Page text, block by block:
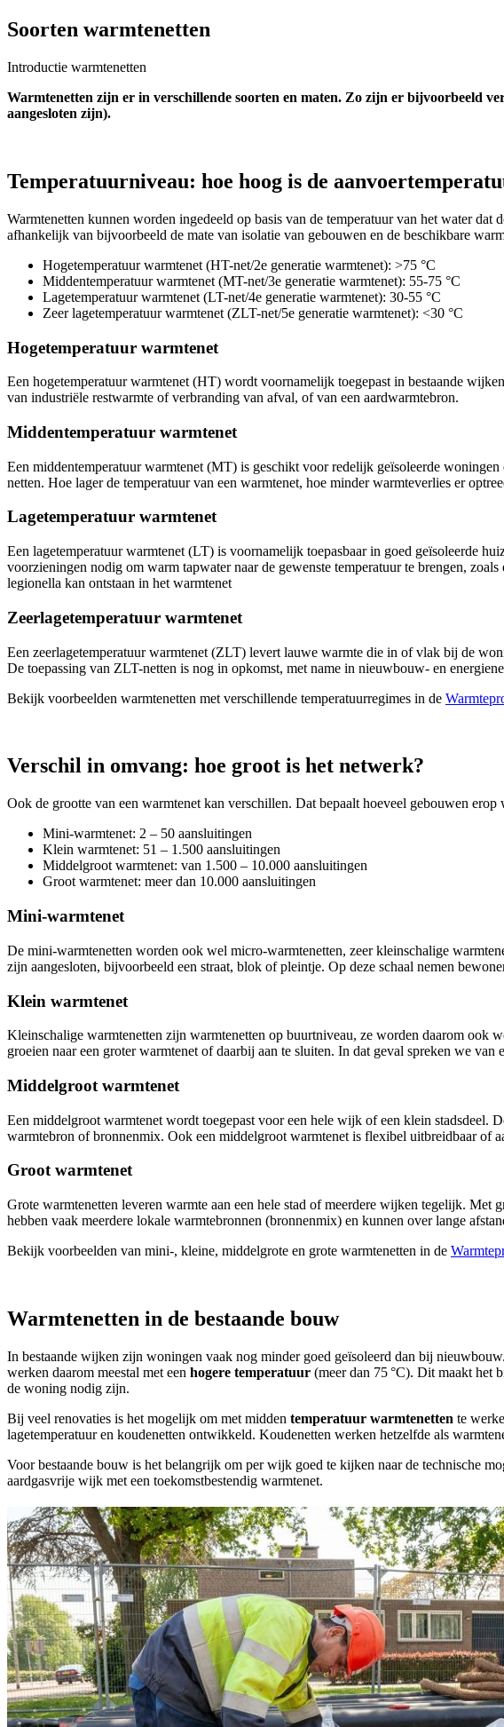
Soorten warmtenetten
Introductie warmtenetten
Warmtenetten zijn er in verschillende soorten en maten. Zo zijn er bijvoorbeeld
aangesloten zijn).
Temperatuurniveau: hoe hoog is de
Warmtenetten kunnen worden ingedeeld op basis van de temperatuur van het water
afhankelijk van bijvoorbeeld de mate van isolatie van gebouwen en de beschikbare
Hogetemperatuur warmtenet (HT-net/2e generatie warmtenet): >75 °C
Middentemperatuur warmtenet (MT-net/3e generatie warmtenet): 55-75 °C
Lagetemperatuur warmtenet (LT-net/4e generatie warmtenet): 30-55 °C
Zeer lagetemperatuur warmtenet (ZLT-net/5e generatie warmtenet): <30 °C
Hogetemperatuur warmtenet
Een hogetemperatuur warmtenet (HT) wordt voornamelijk toegepast in bestaande
van industriële restwarmte of verbranding van afval, of van een aardwarmtebron.
Middentemperatuur warmtenet
Een middentemperatuur warmtenet (MT) is geschikt voor redelijk geïsoleerde
netten. Hoe lager de temperatuur van een warmtenet, hoe minder warmteverlies er
Lagetemperatuur warmtenet
Een lagetemperatuur warmtenet (LT) is voornamelijk toepasbaar in goed geïsoleerde
voorzieningen nodig om warm tapwater naar de gewenste temperatuur te brengen,
legionella kan ontstaan in het warmtenet
Zeerlagetemperatuur warmtenet
Een zeerlagetemperatuur warmtenet (ZLT) levert lauwe warmte die in of vlak bij de
De toepassing van ZLT-netten is nog in opkomst, met name in nieuwbouw- en
Bekijk voorbeelden warmtenetten met verschillende temperatuurregimes in de
Verschil in omvang: hoe groot is het netwerk?
Ook de grootte van een warmtenet kan verschillen. Dat bepaalt hoeveel gebouwen
Mini-warmtenet: 2 – 50 aansluitingen
Klein warmtenet: 51 – 1.500 aansluitingen
Middelgroot warmtenet: van 1.500 – 10.000 aansluitingen
Groot warmtenet: meer dan 10.000 aansluitingen
Mini-warmtenet
De mini-warmtenetten worden ook wel micro-warmtenetten, zeer kleinschalige
zijn aangesloten, bijvoorbeeld een straat, blok of pleintje. Op deze schaal nemen
Klein warmtenet
Kleinschalige warmtenetten zijn warmtenetten op buurtniveau, ze worden daarom ook
groeien naar een groter warmtenet of daarbij aan te sluiten. In dat geval spreken we van
Middelgroot warmtenet
Een middelgroot warmtenet wordt toegepast voor een hele wijk of een klein stadsdeel.
warmtebron of bronnenmix. Ook een middelgroot warmtenet is flexibel uitbreidbaar of
Groot warmtenet
Grote warmtenetten leveren warmte aan een hele stad of meerdere wijken tegelijk. Met
hebben vaak meerdere lokale warmtebronnen (bronnenmix) en kunnen over lange
Bekijk voorbeelden van mini-, kleine, middelgrote en grote warmtenetten in de
Warmtenetten in de bestaande bouw
In bestaande wijken zijn woningen vaak nog minder goed geïsoleerd dan bij
werken daarom meestal met een hogere temperatuur (meer dan 75 °C). Dit maakt het
de woning nodig zijn.
Bij veel renovaties is het mogelijk om met midden temperatuur warmtenetten te
lagetemperatuur en koudenetten ontwikkeld. Koudenetten werken hetzelfde als
Voor bestaande bouw is het belangrijk om per wijk goed te kijken naar de technische
aardgasvrije wijk met een toekomstbestendig warmtenet.